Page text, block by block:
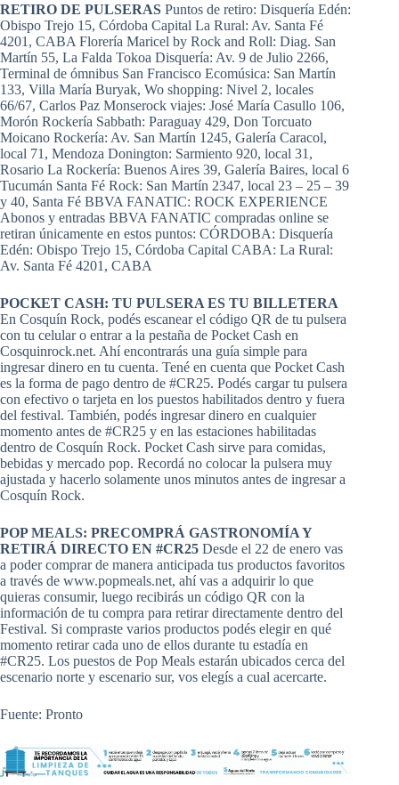
RETIRO DE PULSERAS Puntos de retiro: Disquería Edén:
Obispo Trejo 15, Córdoba Capital La Rural: Av. Santa Fé
4201, CABA Florería Maricel by Rock and Roll: Diag. San
Martín 55, La Falda Tokoa Disquería: Av. 9 de Julio 2266,
Terminal de ómnibus San Francisco Ecomúsica: San Martín
133, Villa María Buryak, Wo shopping: Nivel 2, locales
66/67, Carlos Paz Monserock viajes: José María Casullo 106,
Morón Rockería Sabbath: Paraguay 429, Don Torcuato
Moicano Rockería: Av. San Martín 1245, Galería Caracol,
local 71, Mendoza Donington: Sarmiento 920, local 31,
Rosario La Rockería: Buenos Aires 39, Galería Baires, local 6
Tucumán Santa Fé Rock: San Martín 2347, local 23 – 25 – 39
y 40, Santa Fé BBVA FANATIC: ROCK EXPERIENCE
Abonos y entradas BBVA FANATIC compradas online se
retiran únicamente en estos puntos: CÓRDOBA: Disquería
Edén: Obispo Trejo 15, Córdoba Capital CABA: La Rural:
Av. Santa Fé 4201, CABA
POCKET CASH: TU PULSERA ES TU BILLETERA
En Cosquín Rock, podés escanear el código QR de tu pulsera
con tu celular o entrar a la pestaña de Pocket Cash en
Cosquinrock.net. Ahí encontrarás una guía simple para
ingresar dinero en tu cuenta. Tené en cuenta que Pocket Cash
es la forma de pago dentro de #CR25. Podés cargar tu pulsera
con efectivo o tarjeta en los puestos habilitados dentro y fuera
del festival. También, podés ingresar dinero en cualquier
momento antes de #CR25 y en las estaciones habilitadas
dentro de Cosquín Rock. Pocket Cash sirve para comidas,
bebidas y mercado pop. Recordá no colocar la pulsera muy
ajustada y hacerlo solamente unos minutos antes de ingresar a
Cosquín Rock.
POP MEALS: PRECOMPRÁ GASTRONOMÍA Y
RETIRÁ DIRECTO EN #CR25 Desde el 22 de enero vas
a poder comprar de manera anticipada tus productos favoritos
a través de www.popmeals.net, ahí vas a adquirir lo que
quieras consumir, luego recibirás un código QR con la
información de tu compra para retirar directamente dentro del
Festival. Si compraste varios productos podés elegir en qué
momento retirar cada uno de ellos durante tu estadía en
#CR25. Los puestos de Pop Meals estarán ubicados cerca del
escenario norte y escenario sur, vos elegís a cual acercarte.
Fuente: Pronto